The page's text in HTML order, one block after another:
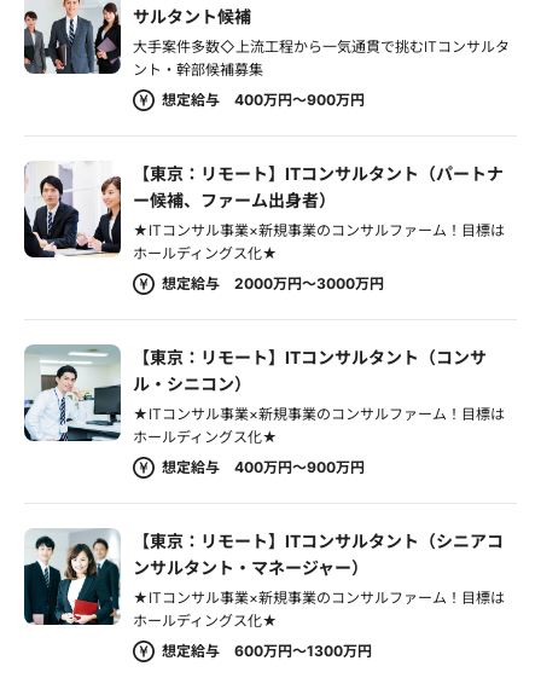
サルタント候補
大手案件多数◇上流工程から一気通貫で挑むITコンサルタ
ント・幹部候補募集
想定給与 400万円～900万円
【東京：リモート】ITコンサルタント（パートナ
ー候補、ファーム出身者）
★ITコンサル事業×新規事業のコンサルファーム！目標は
ホールディングス化★
想定給与 2000万円～3000万円
【東京：リモート】ITコンサルタント（コンサ
ル・シニコン）
★ITコンサル事業×新規事業のコンサルファーム！目標は
ホールディングス化★
想定給与 400万円～900万円
【東京：リモート】ITコンサルタント（シニアコ
ンサルタント・マネージャー）
★ITコンサル事業×新規事業のコンサルファーム！目標は
ホールディングス化★
想定給与 600万円～1300万円